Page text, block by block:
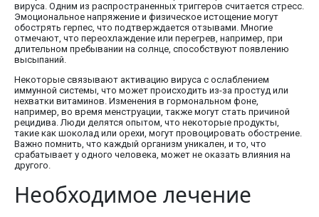
вируса. Одним из распространенных триггеров считается стресс.
Эмоциональное напряжение и физическое истощение могут
обострять герпес, что подтверждается отзывами. Многие
отмечают, что переохлаждение или перегрев, например, при
длительном пребывании на солнце, способствуют появлению
высыпаний.
Некоторые связывают активацию вируса с ослаблением
иммунной системы, что может происходить из-за простуд или
нехватки витаминов. Изменения в гормональном фоне,
например, во время менструации, также могут стать причиной
рецидива. Люди делятся опытом, что некоторые продукты,
такие как шоколад или орехи, могут провоцировать обострение.
Важно помнить, что каждый организм уникален, и то, что
срабатывает у одного человека, может не оказать влияния на
другого.
Необходимое лечение